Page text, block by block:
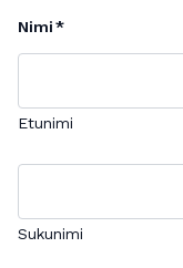
Nimi
Etunimi
Sukunimi